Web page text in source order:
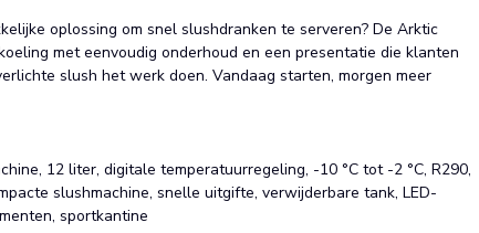
oplossing om snel slushdranken te serveren? De Arktic
met eenvoudig onderhoud en een presentatie die klanten
slush het werk doen. Vandaag starten, morgen meer
12 liter, digitale temperatuurregeling, -10 °C tot -2 °C, R290,
slushmachine, snelle uitgifte, verwijderbare tank, LED-
sportkantine